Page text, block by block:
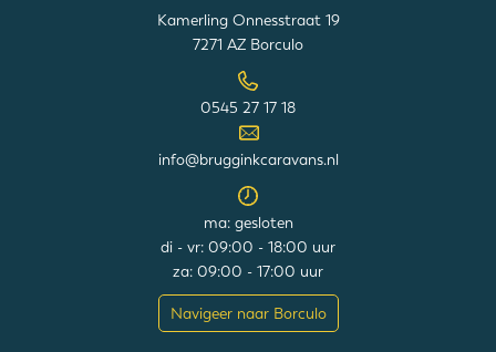
Kamerling Onnesstraat 19
7271 AZ Borculo
0545 27 17 18
info@brugginkcaravans.nl
ma: gesloten
di - vr: 09:00 - 18:00 uur
za: 09:00 - 17:00 uur
Navigeer naar Borculo